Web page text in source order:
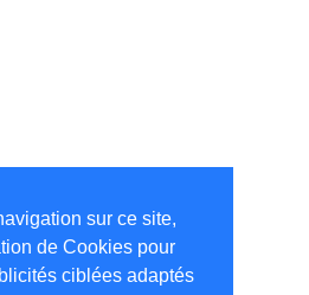
sur ce site,
de Cookies pour
ciblées adaptés